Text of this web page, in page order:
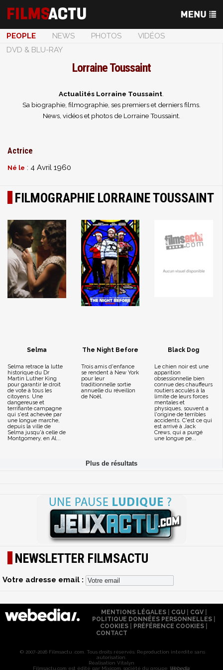
PEOPLE NEWS PHOTOS
VIDÉOS
DVD & BLU-RAY
Lorraine Toussaint
Actualités Lorraine Toussaint
Sa biographie, filmographie, ses premiers et derniers films.
News, vidéos et photos de Lorraine Toussaint.
Actrice
Né le : 4 Avril 1960
FILMOGRAPHIE LORRAINE TOUSSAINT
Selma
Selma retrace la lutte
historique du Dr
Martin Luther King
pour garantir le droit
de vote à tous les
citoyens. Une
dangereuse et
terrifiante campagne
qui s'est achevée par
une longue marche,
depuis la ville de
Selma jusqu'à celle de
Montgomery, en Al...
The Night Before
Trois amis d'enfance
se rendent à New York
pour leur
traditionnelle sortie
annuelle du réveillon
de Noël.
Black Dog
Le chien noir est une
apparition
obsessionnelle bien
connue des chauffeurs
routiers acculés à la
limite de leurs forces
mentales et
physiques, souvent a
l'origine de terribles
accidents. C'est ce qui
est arrivé à Jack
Crews, qui a purgé
une longue pe...
NEWSLETTER FILMSACTU
Votre adresse email :
MENTIONS LÉGALES| CGU| CGV|
POLITIQUE DONNÉES PERSONNELLES
COOKIES
PRÉFÉRENCE COOKIES
CONTACT
© 2007-2026 Filmsactu .com. Tous droits réservés. Reproduction interdite sans
autorisation.
Réalisation Vitalyn
Filmsactu .com est édité par Mixicom, société du groupe Webedia.